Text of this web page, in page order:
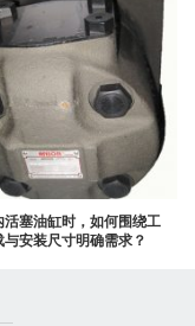
活塞油缸时，如何围绕工
安装尺寸明确需求？